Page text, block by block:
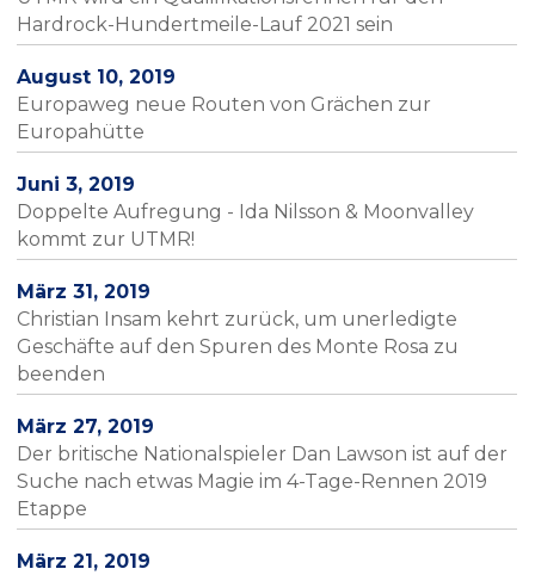
Hardrock-Hundertmeile-Lauf 2021 sein
August 10, 2019
Europaweg neue Routen von Grächen zur
Europahütte
Juni 3, 2019
Doppelte Aufregung - Ida Nilsson & Moonvalley
kommt zur UTMR!
März 31, 2019
Christian Insam kehrt zurück, um unerledigte
Geschäfte auf den Spuren des Monte Rosa zu
beenden
März 27, 2019
Der britische Nationalspieler Dan Lawson ist auf der
Suche nach etwas Magie im 4-Tage-Rennen 2019
Etappe
März 21, 2019